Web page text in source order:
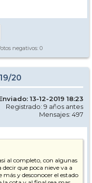
negativos: 0
20
13-12-2019 18:23
Registrado: 9 años antes
Mensajes: 497
al completo, con algunas
decir que poca nieve va a
y desconocer el estado